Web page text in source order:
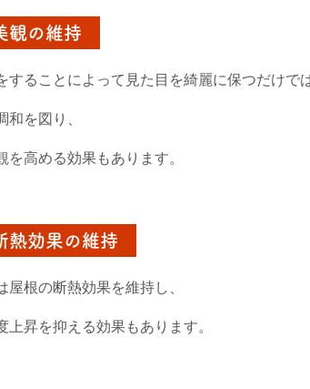
観の維持
することによって見た目を綺麗に保つだけで
和を図り、
を高める効果もあります。
熱効果の維持
屋根の断熱効果を維持し、
上昇を抑える効果もあります。